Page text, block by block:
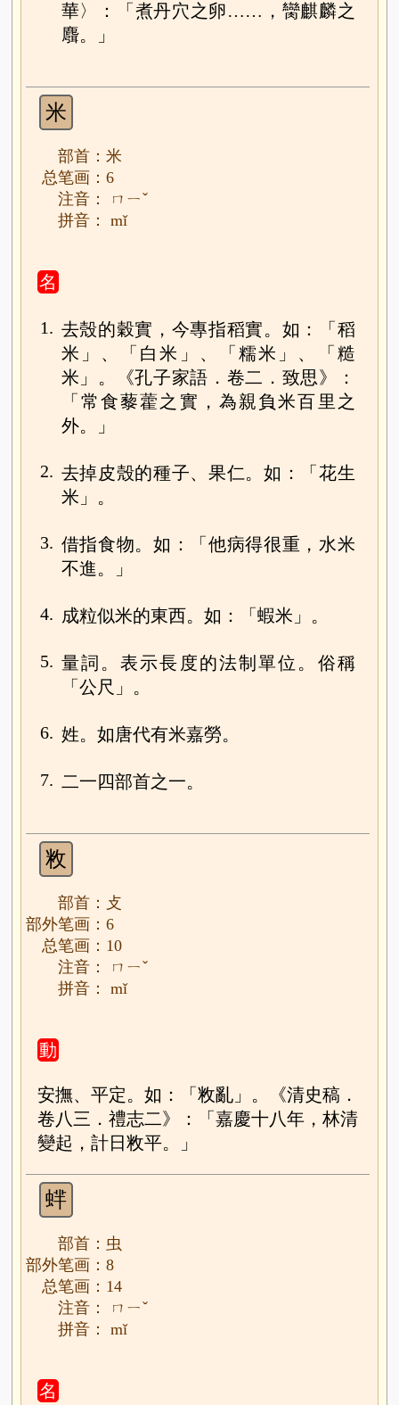
華〉：「煮丹穴之卵……，臠麒麟之
麛。」
米
部首：米
总笔画：6
注音： ㄇㄧˇ
拼音： mǐ
名
1. 去殼的穀實，今專指稻實。如：「稻
米」、「白米」、「糯米」、「糙
米」。《孔子家語．卷二．致思》：
「常食藜藿之實，為親負米百里之
外。」
2. 去掉皮殼的種子、果仁。如：「花生
米」。
3. 借指食物。如：「他病得很重，水米
不進。」
4. 成粒似米的東西。如：「蝦米」。
5. 量詞。表示長度的法制單位。俗稱
「公尺」。
6. 姓。如唐代有米嘉勞。
7. 二一四部首之一。
敉
部首：攴
部外笔画：6
总笔画：10
注音： ㄇㄧˇ
拼音： mǐ
動
安撫、平定。如：「敉亂」。《清史稿．
卷八三．禮志二》：「嘉慶十八年，林清
變起，計日敉平。」
蝆
部首：虫
部外笔画：8
总笔画：14
注音： ㄇㄧˇ
拼音： mǐ
名